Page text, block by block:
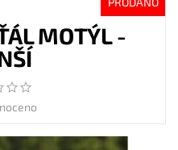
MOTÝL -